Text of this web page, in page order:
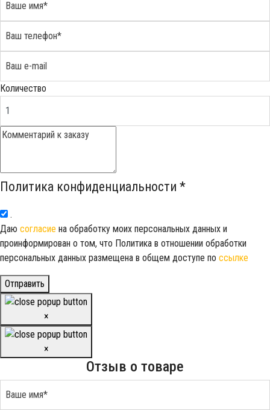
Количество
Политика конфиденциальности *
.
Даю согласие на обработку моих персональных данных и
проинформирован о том, что Политика в отношении обработки
персональных данных размещена в общем доступе по ссылке
Отправить
×
×
Отзыв о товаре